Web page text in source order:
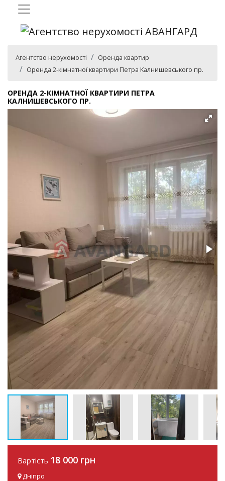
Агентство нерухомості
Оренда квартир
Оренда 2-кімнатної квартири Петра Калнишевського пр.
ОРЕНДА 2-КІМНАТНОЇ КВАРТИРИ ПЕТРА
КАЛНИШЕВСЬКОГО ПР.
Вартість 18 000 грн
Дніпро